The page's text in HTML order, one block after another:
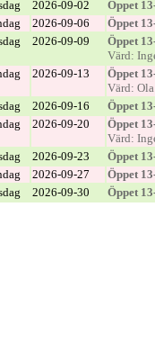
2026-09-02
Öppet
2026-09-06
Öppet
2026-09-09
Öppet
Värd:
2026-09-13
Öppet
Värd:
2026-09-16
Öppet
2026-09-20
Öppet
Värd:
2026-09-23
Öppet
2026-09-27
Öppet
2026-09-30 Öppet